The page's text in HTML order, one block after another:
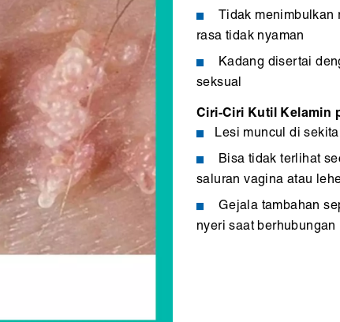
Tidak
rasa tidak nyaman
Kadang disertai
seksual
Ciri-Ciri Kutil Kelamin
Lesi muncul di
Bisa tidak terlihat
saluran vagina atau
Gejala tambahan
nyeri saat berhubungan